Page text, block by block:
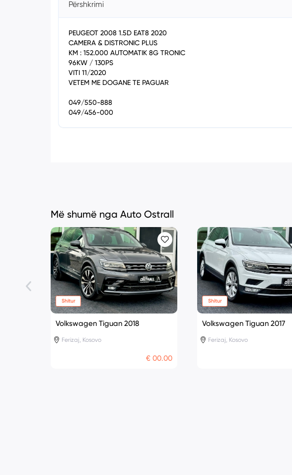
Përshkrimi
PEUGEOT 2008 1.5D EAT8 2020
CAMERA & DISTRONIC PLUS
KM : 152.000 AUTOMATIK 8G TRONIC
96KW / 130PS
VITI 11/2020
VETEM ME DOGANE TE PAGUAR
049/550-888
049/456-000
Më shumë nga Auto Ostrall
Shitur
Volkswagen Tiguan 2018
Ferizaj, Kosovo
€ 00.00
Shitur
Volkswagen Tiguan 2017
Ferizaj, Kosovo